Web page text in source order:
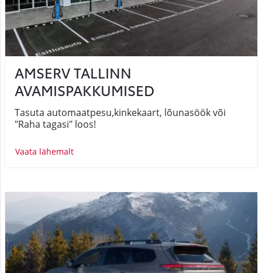
AMSERV TALLINN
AVAMISPAKKUMISED
Tasuta automaatpesu,kinkekaart, lõunasöök või
"Raha tagasi" loos!
Vaata lähemalt